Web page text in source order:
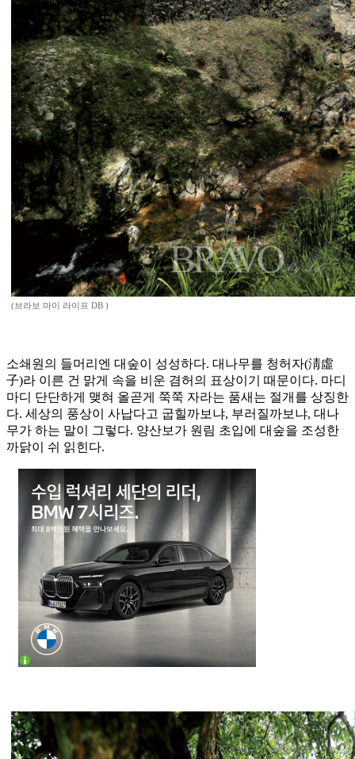
(브라보 마이 라이프 DB )
소쇄원의 들머리엔 대숲이 성성하다. 대나무를 청허자(淸虛
子)라 이른 건 맑게 속을 비운 겸허의 표상이기 때문이다. 마디
마디 단단하게 맺혀 올곧게 쭉쭉 자라는 품새는 절개를 상징한
다. 세상의 풍상이 사납다고 굽힐까보냐, 부러질까보냐, 대나
무가 하는 말이 그렇다. 양산보가 원림 초입에 대숲을 조성한
까닭이 쉬 읽힌다.